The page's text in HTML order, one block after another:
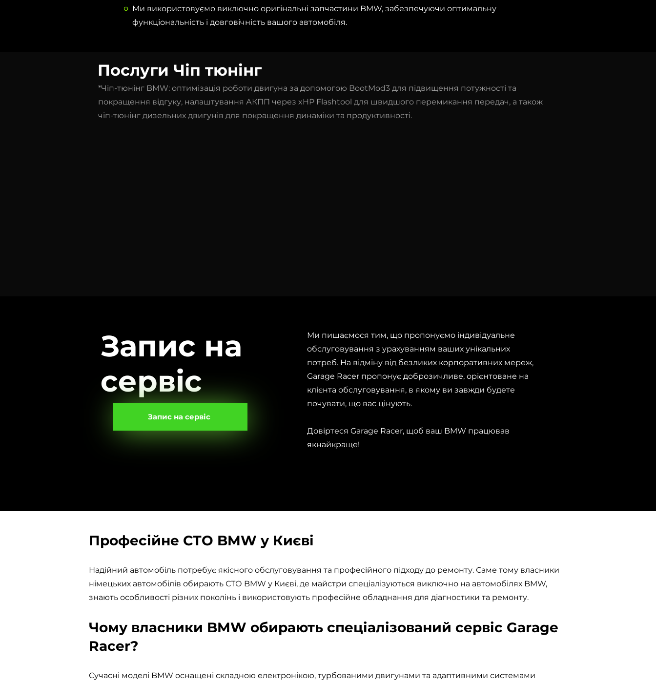
Ми використовуємо виключно оригінальні запчастини BMW, забезпечуючи оптимальну
функціональність і довговічність вашого автомобіля.
Послуги Чіп тюнінг
*Чіп-тюнінг BMW: оптимізація роботи двигуна за допомогою BootMod3 для підвищення потужності та
покращення відгуку, налаштування АКПП через xHP Flashtool для швидшого перемикання передач, а також
чіп-тюнінг дизельних двигунів для покращення динаміки та продуктивності.
Запис на
сервіс
Запис на сервіс
Ми пишаємося тим, що пропонуємо індивідуальне
обслуговування з урахуванням ваших унікальних
потреб. На відміну від безликих корпоративних мереж,
Garage Racer пропонує доброзичливе, орієнтоване на
клієнта обслуговування, в якому ви завжди будете
почувати, що вас цінують.
Довіртеся Garage Racer, щоб ваш BMW працював
якнайкраще!
Професійне СТО BMW у Києві
Надійний автомобіль потребує якісного обслуговування та професійного підходу до ремонту. Саме тому власники
німецьких автомобілів обирають СТО BMW у Києві, де майстри спеціалізуються виключно на автомобілях BMW,
знають особливості різних поколінь і використовують професійне обладнання для діагностики та ремонту.
Чому власники BMW обирають спеціалізований сервіс Garage
Racer?
Сучасні моделі BMW оснащені складною електронікою, турбованими двигунами та адаптивними системами